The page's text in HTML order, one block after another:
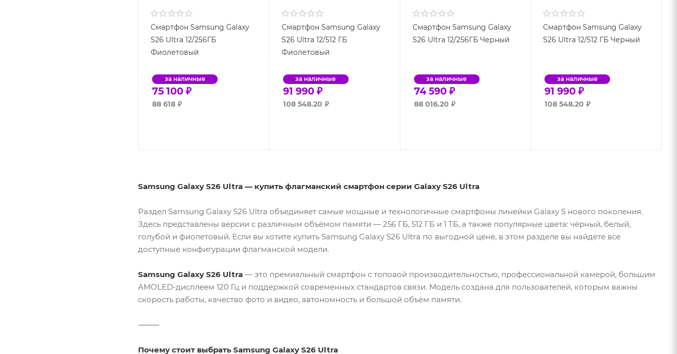
Смартфон Samsung Galaxy
S26 Ultra 12/256ГБ
Фиолетовый
за наличные
75 100 ₽
88 618 ₽
Смартфон Samsung Galaxy
S26 Ultra 12/512 ГБ
Фиолетовый
за наличные
91 990 ₽
108 548.20 ₽
Смартфон Samsung Galaxy
S26 Ultra 12/256ГБ Черный
за наличные
74 590 ₽
88 016.20 ₽
Смартфон Samsung Galaxy
S26 Ultra 12/512 ГБ Черный
за наличные
91 990 ₽
108 548.20 ₽
Samsung Galaxy S26 Ultra — купить флагманский смартфон серии Galaxy S26 Ultra
Раздел Samsung Galaxy S26 Ultra объединяет самые мощные и технологичные смартфоны линейки Galaxy S нового поколения.
Здесь представлены версии с различным объёмом памяти — 256 ГБ, 512 ГБ и 1 ТБ, а также популярные цвета: чёрный, белый,
голубой и фиолетовый. Если вы хотите купить Samsung Galaxy S26 Ultra по выгодной цене, в этом разделе вы найдёте все
доступные конфигурации флагманской модели.
Samsung Galaxy S26 Ultra — это премиальный смартфон с топовой производительностью, профессиональной камерой, большим
AMOLED-дисплеем 120 Гц и поддержкой современных стандартов связи. Модель создана для пользователей, которым важны
скорость работы, качество фото и видео, автономность и большой объём памяти.
⸻
Почему стоит выбрать Samsung Galaxy S26 Ultra